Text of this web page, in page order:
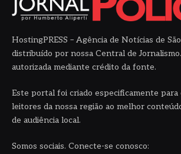
HostingPRESS – Agência de Notícias de
distribuído por nossa Central de
autorizada mediante crédito da fonte.
Este portal foi criado especificamente para
leitores da nossa região ao melhor
de audiência local.
Somos sociais. Conecte-se conosco: